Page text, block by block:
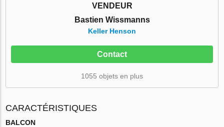
VENDEUR
Bastien Wissmanns
Keller Henson
Contact
1055 objets en plus
CARACTÉRISTIQUES
BALCON